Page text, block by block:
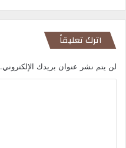
اترك تعليقاً
لن يتم نشر عنوان بريدك الإلكتروني.